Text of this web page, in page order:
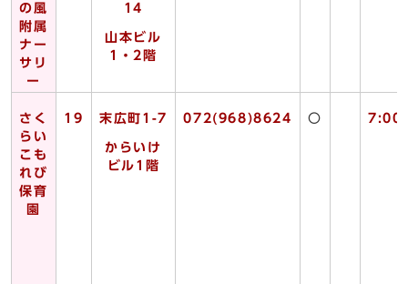
の風
附属
ナー
サリ
ー
14
山本ビル
1・2階
さく
らい
こも
れび
保育
園
19 末広町1-7
からいけ
ビル1階
072(968)8624 〇